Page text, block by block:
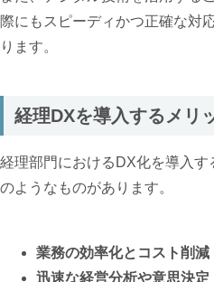
際にもスピーディかつ正確な対
ります。
経理DXを導入するメリ
経理部門におけるDX化を導入
のようなものがあります。
業務の効率化とコスト削減
迅速な経営分析や意思決定